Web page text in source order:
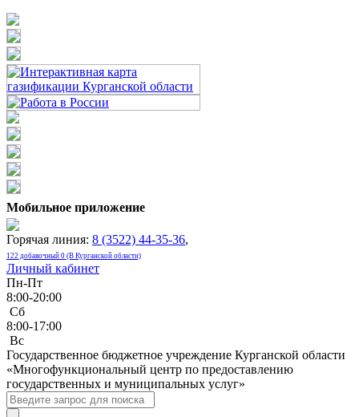
Мобильное приложение
Горячая линия: 8 (3522) 44-35-36,
122 добавочный 0 (В Курганской области)
Личный кабинет
Пн-Пт
8:00-20:00
Сб
8:00-17:00
Bc
Государственное бюджетное учреждение Курганской области
«Многофункциональный центр по предоставлению
государственных и муниципальных услуг»